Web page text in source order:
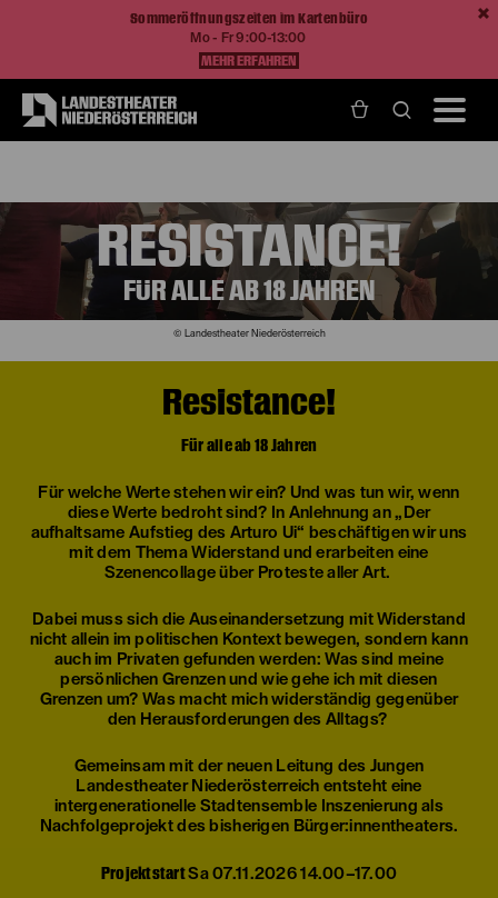
Sommeröffnungszeiten im Kartenbüro
Mo - Fr 9:00-13:00
MEHR ERFAHREN
RESISTANCE!
FÜR ALLE AB 18 JAHREN
© Landestheater Niederösterreich
Resistance!
Für alle ab 18 Jahren
Für welche Werte stehen wir ein? Und was tun wir, wenn
diese Werte bedroht sind? In Anlehnung an „Der
aufhaltsame Aufstieg des Arturo Ui“ beschäftigen wir uns
mit dem Thema Widerstand und erarbeiten eine
Szenencollage über Proteste aller Art.
Dabei muss sich die Auseinandersetzung mit Widerstand
nicht allein im politischen Kontext bewegen, sondern kann
auch im Privaten gefunden werden: Was sind meine
persönlichen Grenzen und wie gehe ich mit diesen
Grenzen um? Was macht mich widerständig gegenüber
den Herausforderungen des Alltags?
Gemeinsam mit der neuen Leitung des Jungen
Landestheater Niederösterreich entsteht eine
intergenerationelle Stadtensemble Inszenierung als
Nachfolgeprojekt des bisherigen Bürger:innentheaters.
ProjektstartSa 07.11.2026 14.00–17.00